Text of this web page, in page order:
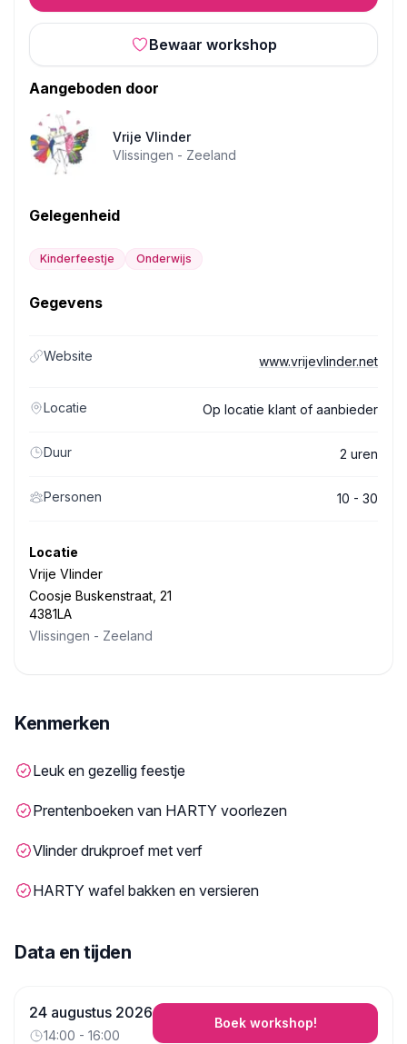
Bewaar workshop
Aangeboden door
Vrije Vlinder
Vlissingen - Zeeland
Gelegenheid
Kinderfeestje Onderwijs
Gegevens
Website www.vrijevlinder.net
Locatie Op locatie klant of aanbieder
Duur 2 uren
Personen 10 - 30
Locatie
Vrije Vlinder
Coosje Buskenstraat, 21
4381LA
Vlissingen - Zeeland
Kenmerken
Leuk en gezellig feestje
Prentenboeken van HARTY voorlezen
Vlinder drukproef met verf
HARTY wafel bakken en versieren
Data en tijden
24 augustus 2026
14:00 - 16:00
Boek workshop!